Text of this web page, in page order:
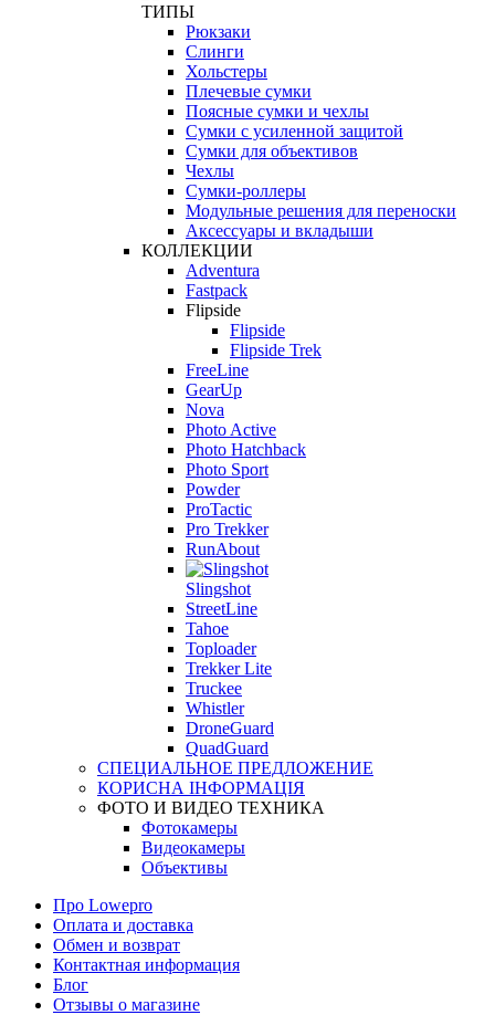
ТИПЫ
Рюкзаки
Слинги
Хольстеры
Плечевые сумки
Поясные сумки и чехлы
Сумки с усиленной защитой
Сумки для объективов
Чехлы
Сумки-роллеры
Модульные решения для переноски
Аксессуары и вкладыши
КОЛЛЕКЦИИ
Adventura
Fastpack
Flipside
Flipside
Flipside Trek
FreeLine
GearUp
Nova
Photo Active
Photo Hatchback
Photo Sport
Powder
ProTactic
Pro Trekker
RunAbout
Slingshot
StreetLine
Tahoe
Toploader
Trekker Lite
Truckee
Whistler
DroneGuard
QuadGuard
СПЕЦИАЛЬНОЕ ПРЕДЛОЖЕНИЕ
КОРИСНА ІНФОРМАЦІЯ
ФОТО И ВИДЕО ТЕХНИКА
Фотокамеры
Видеокамеры
Объективы
Про Lowepro
Оплата и доставка
Обмен и возврат
Контактная информация
Блог
Отзывы о магазине